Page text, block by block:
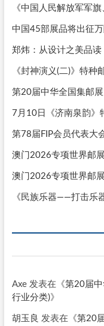
《中国人民解放军军
中国45部展品将出征
郑炜：从设计之美品
《封神演义(二)》特种
第20届中华全国集邮
7月10日《济南泉韵》
第78届FIP会员代表大
澳门2026专项世界邮
澳门2026专项世界邮
《民族乐器——打击乐
Axe发表在《第20届
行业分类)》
胡玉良 发表在《第20